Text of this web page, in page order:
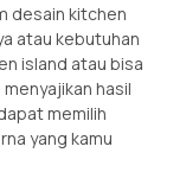
desain kitchen
atau kebutuhan
island atau bisa
hasil
memilih
yang kamu